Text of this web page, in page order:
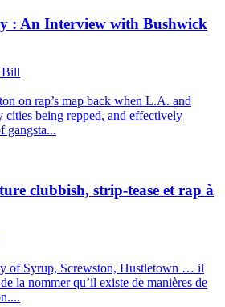
: An Interview with Bushwick
Bill
on rap’s map back when L.A. and
being repped, and effectively
gangsta...
clubbish, strip-tease et rap à
of Syrup, Screwston, Hustletown … il
la nommer qu’il existe de manières de